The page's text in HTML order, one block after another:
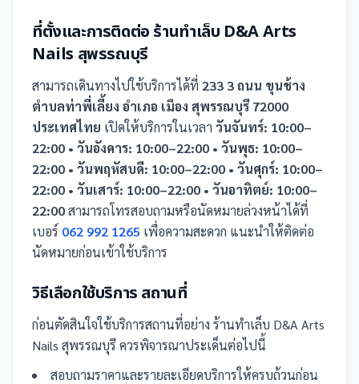
ที่ตั้งและการติดต่อ ร้านทำเล็บ D&A Arts
Nails สุพรรณบุรี
สามารถเดินทางไปใช้บริการได้ที่ 233 3 ถนน ขุนช้าง
ตำบลท่าพี่เลี้ยง อำเภอ เมือง สุพรรณบุรี 72000
ประเทศไทย เปิดให้บริการในเวลา วันจันทร์: 10:00–
22:00 • วันอังคาร: 10:00–22:00 • วันพุธ: 10:00–
22:00 • วันพฤหัสบดี: 10:00–22:00 • วันศุกร์: 10:00–
22:00 • วันเสาร์: 10:00–22:00 • วันอาทิตย์: 10:00–
22:00สามารถโทรสอบถามหรือนัดหมายล่วงหน้าได้ที่
เบอร์ 062 992 1265 เพื่อความสะดวก แนะนำให้ติดต่อ
นัดหมายก่อนเข้าใช้บริการ
วิธีเลือกใช้บริการ สถานที่
ก่อนตัดสินใจใช้บริการสถานที่อย่าง ร้านทำเล็บ D&A Arts
Nails สุพรรณบุรี ควรพิจารณาประเด็นต่อไปนี้
สอบถามราคาและรายละเอียดบริการให้ครบถ้วนก่อน